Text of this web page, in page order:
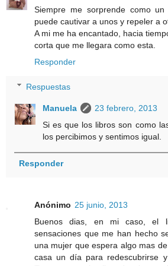
Siempre me sorprende como un
puede cautivar a unos y repeler a
A mi me ha encantado, hacia
corta que me llegara como esta.
Responder
Respuestas
Manuela
23 febrero, 2013
Si es que los libros son como
los percibimos y sentimos igual.
Responder
Anónimo 25 junio, 2013
Buenos dias, en mi caso, el
sensaciones que me han hecho
una mujer que espera algo mas
casa un día para redescubrirse